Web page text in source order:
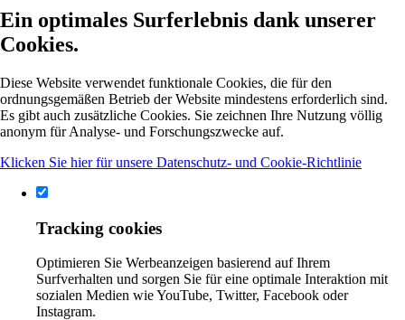
Ein optimales Surferlebnis dank unserer
Cookies.
Diese Website verwendet funktionale Cookies, die für den
ordnungsgemäßen Betrieb der Website mindestens erforderlich sind.
Es gibt auch zusätzliche Cookies. Sie zeichnen Ihre Nutzung völlig
anonym für Analyse- und Forschungszwecke auf.
Klicken Sie hier für unsere Datenschutz- und Cookie-Richtlinie
Tracking cookies
Optimieren Sie Werbeanzeigen basierend auf Ihrem
Surfverhalten und sorgen Sie für eine optimale Interaktion mit
sozialen Medien wie YouTube, Twitter, Facebook oder
Instagram.